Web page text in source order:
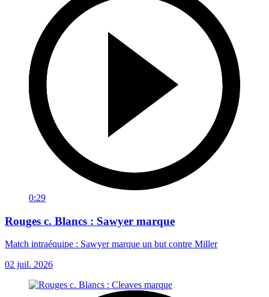
0:29
Rouges c. Blancs : Sawyer marque
Match intraéquipe : Sawyer marque un but contre Miller
02 juil. 2026